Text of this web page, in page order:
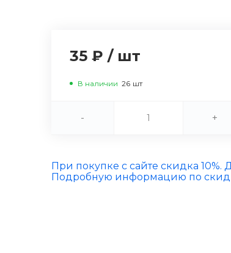
35 ₽ / шт
В наличии 26 шт
- +
При покупке с сайте скидка 10%.
Подробную информацию по